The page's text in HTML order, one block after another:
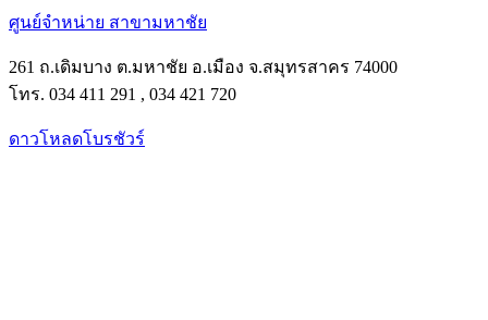
ศูนย์จำหน่าย สาขามหาชัย
261 ถ.เดิมบาง ต.มหาชัย อ.เมือง จ.สมุทรสาคร 74000
โทร. 034 411 291 , 034 421 720
ดาวโหลดโบรชัวร์